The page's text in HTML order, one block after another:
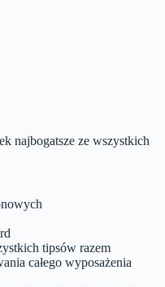
najbogatsze ze wszystkich
tipsów razem
całego wyposażenia